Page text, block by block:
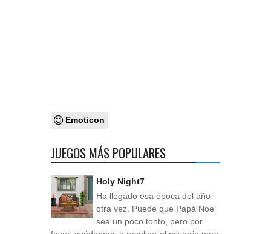
Emoticon
JUEGOS MÁS POPULARES
Holy Night7
Ha llegado esa época del año
otra vez. Puede que Papá Noel
sea un poco tonto, pero por